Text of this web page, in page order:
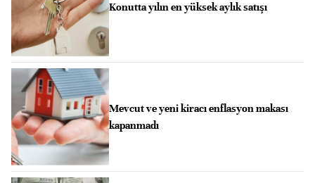
Konutta yılın en yüksek aylık satışı
Mevcut ve yeni kiracı enflasyon makası
kapanmadı